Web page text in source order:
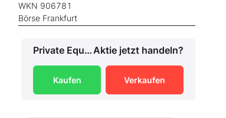
WKN 906781
Börse Frankfurt
Private Equity Holding AGAktie jetzt handeln?
Kaufen Verkaufen